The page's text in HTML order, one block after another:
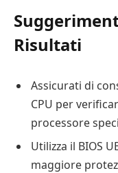
Risultati
Assicurati di
CPU per
processore
Utilizza il BIOS
maggiore